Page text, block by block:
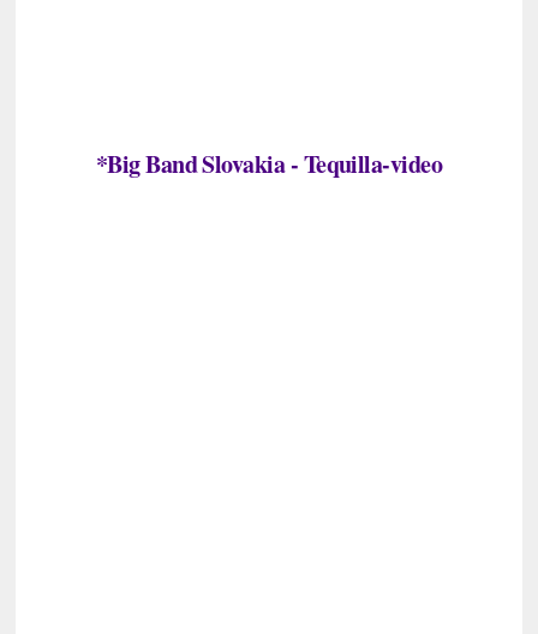
*Big Band Slovakia - Tequilla-video